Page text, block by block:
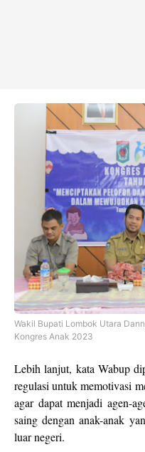
Wakil Bupati Lombok Utara
Kongres Anak 2023
Lebih lanjut, kata Wabup
regulasi untuk memotivasi
agar dapat menjadi agen-
saing dengan anak-anak
luar negeri.